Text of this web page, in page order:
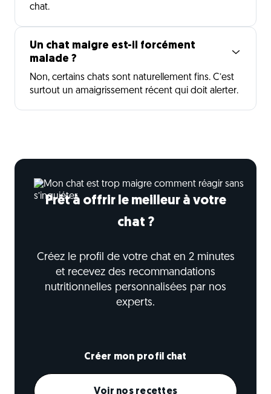
chat.
Un chat maigre est-il forcément
malade ?
Non, certains chats sont naturellement fins. C’est
surtout un amaigrissement récent qui doit alerter.
Prêt à offrir le meilleur à votre
chat ?
Créez le profil de votre chat en 2 minutes
et recevez des recommandations
nutritionnelles personnalisées par nos
experts.
Créer mon profil chat
Voir nos recettes